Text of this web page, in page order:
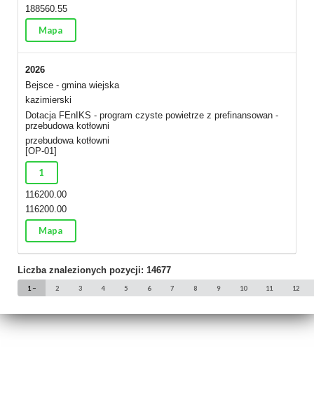
188560.55
Mapa
2026
Bejsce - gmina wiejska
kazimierski
Dotacja FEnIKS - program czyste powietrze z prefinansowan -
przebudowa kotłowni
przebudowa kotłowni
[OP-01]
1
116200.00
116200.00
Mapa
Liczba znalezionych pozycji: 14677
1 2 3 4 5 6 7 8 9 10 11 12